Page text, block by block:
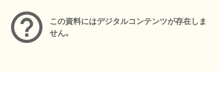
この資料にはデジタルコンテンツが存在しま
せん。